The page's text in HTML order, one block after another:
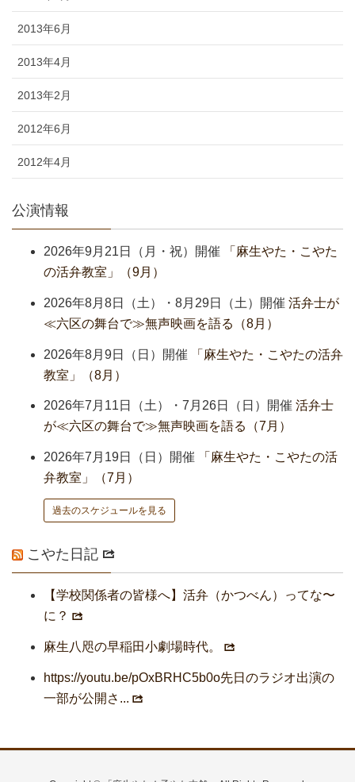
2013年6月
2013年4月
2013年2月
2012年6月
2012年4月
公演情報
2026年9月21日（月・祝）開催
「麻生やた・こやた
の活弁教室」（9月）
2026年8月8日（土）・8月29日（土）開催 活弁士が
≪六区の舞台で≫無声映画を語る（8月）
2026年8月9日（日）開催
「麻生やた・こやたの活弁
教室」（8月）
2026年7月11日（土）・7月26日（日）開催 活弁士
が≪六区の舞台で≫無声映画を語る（7月）
2026年7月19日（日）開催
「麻生やた・こやたの活
弁教室」（7月）
過去のスケジュールを見る
こやた日記
【学校関係者の皆様へ】活弁（かつべん）ってな〜
に？
麻生八咫の早稲田小劇場時代。
https://youtu.be/pOxBRHC5b0o先日のラジオ出演の
一部が公開さ...